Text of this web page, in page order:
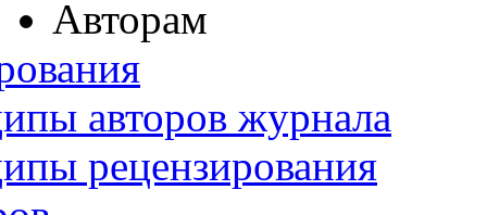
Авторам
авторов журнала
рецензирования